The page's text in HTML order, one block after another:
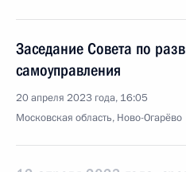
Заседание Совета по
самоуправления
20 апреля 2023 года, 16:05
Московская область, Ново-Огарёво